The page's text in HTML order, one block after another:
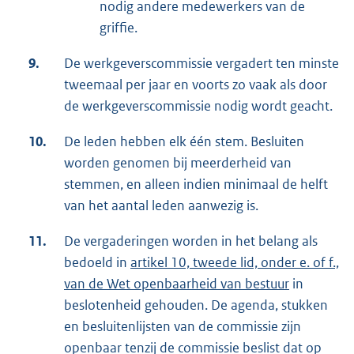
nodig andere medewerkers van de
griffie.
9.
De werkgeverscommissie vergadert ten minste
tweemaal per jaar en voorts zo vaak als door
de werkgeverscommissie nodig wordt geacht.
10.
De leden hebben elk één stem. Besluiten
worden genomen bij meerderheid van
stemmen, en alleen indien minimaal de helft
van het aantal leden aanwezig is.
11.
De vergaderingen worden in het belang als
bedoeld in artikel 10, tweede lid, onder e. of f.,
van de Wet openbaarheid van bestuur in
beslotenheid gehouden. De agenda, stukken
en besluitenlijsten van de commissie zijn
openbaar tenzij de commissie beslist dat op